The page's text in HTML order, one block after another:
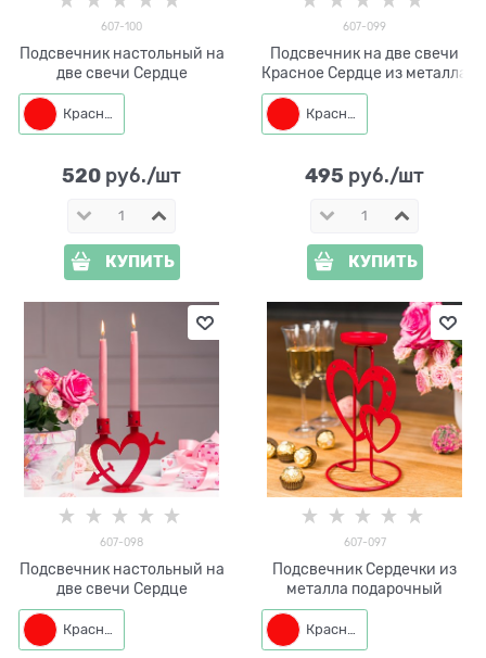
607-100
Подсвечник настольный на
две свечи Сердце
Красный
520 руб./шт
КУПИТЬ
607-099
Подсвечник на две свечи
Красное Сердце из металла
Красный
495 руб./шт
КУПИТЬ
607-098
Подсвечник настольный на
две свечи Сердце
Красный
607-097
Подсвечник Сердечки из
металла подарочный
Красный